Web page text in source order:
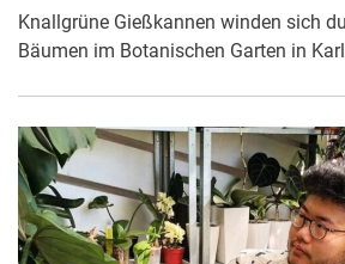
Knallgrüne Gießkannen winden sich
Bäumen im Botanischen Garten in